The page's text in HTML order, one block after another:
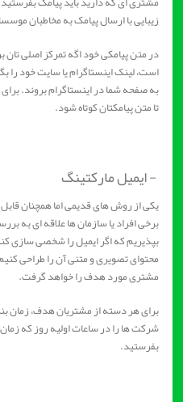
زیبایی با ارسال پیامک به مخاطبان
در متن پیامکی خود اگه تمرکز اصلی تان
است، لینک اینستاگرام یا سایت خود را
به صفحه شما در اینستاگرام بروند. برای
تا متن پیامکتان کوتاه شود.
- ایمیل مارکتینگ
یکی از روش های قدیمی اما همچنان قابل
برخی افراد یا سازمان ها علاقه ای به
بپذیریم که اگر ایمیل را شخصی سازی
محتوای تصویری و متنی آن را طراحی
مشتری مورد هدف را خواهد گرفت.
برای هر دسته از مشتریان هدف، زمان
شرکت ها را در ساعات اولیه روز که
بفرستید.